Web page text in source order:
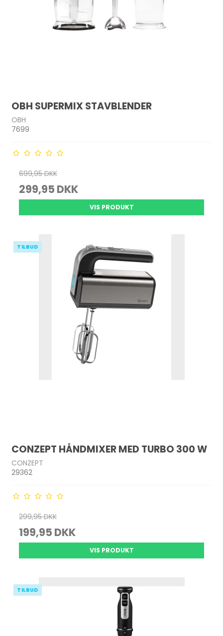
OBH SUPERMIX STAVBLENDER
OBH
7699
699,95 DKK
299,95 DKK
VIS PRODUKT
TILBUD
CONZEPT HÅNDMIXER MED TURBO 300 W
CONZEPT
29362
299,95 DKK
199,95 DKK
VIS PRODUKT
TILBUD